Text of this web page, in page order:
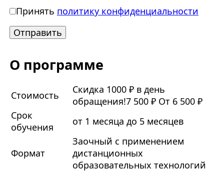
Принять политику конфиденциальности
О программе
Стоимость
Скидка 1000 ₽ в день
обращения!7 500 ₽ От 6 500 ₽
Срок
обучения
от 1 месяца до 5 месяцев
Формат
Заочный с применением
дистанционных
образовательных технологий